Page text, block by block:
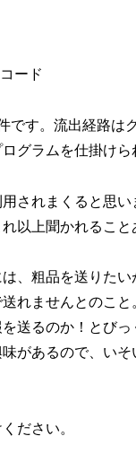
ード
です。流出経路は
グラムを仕掛けら
されまくると思
以上聞かれること
、粗品を送りた
れませんとのこ
送るのか！とび
があるので、いそ
ださい。